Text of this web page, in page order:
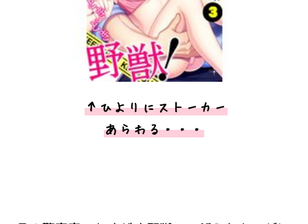
↑ひよりにストーカー
あらわる・・・